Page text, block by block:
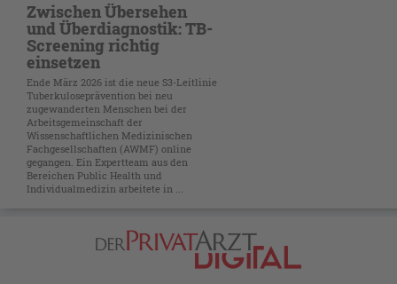
Zwischen Übersehen
und Überdiagnostik: TB-
Screening richtig
einsetzen
Ende März 2026 ist die neue S3-Leitlinie
Tuberkuloseprävention bei neu
zugewanderten Menschen bei der
Arbeitsgemeinschaft der
Wissenschaftlichen Medizinischen
Fachgesellschaften (AWMF) online
gegangen. Ein Expertteam aus den
Bereichen Public Health und
Individualmedizin arbeitete in ...